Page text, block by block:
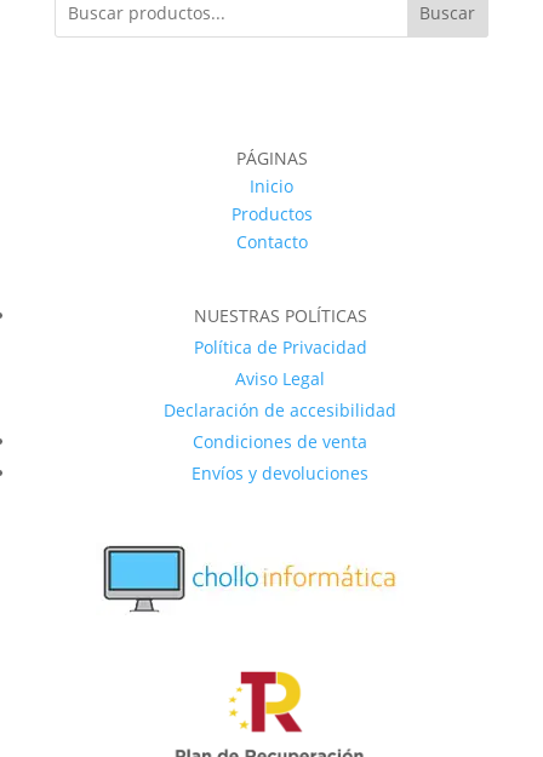
Buscar
PÁGINAS
Inicio
Productos
Contacto
NUESTRAS POLÍTICAS
Política de Privacidad
Aviso Legal
Declaración de accesibilidad
Condiciones de venta
Envíos y devoluciones